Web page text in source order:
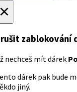
zablokování
nechceš mít dárek
dárek pak bude
jiný.